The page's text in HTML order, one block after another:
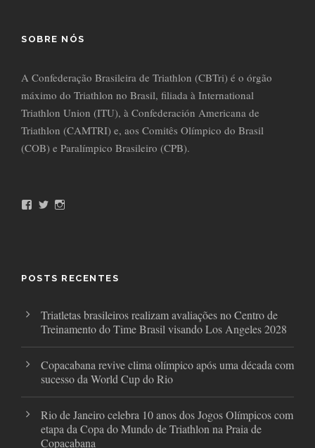
SOBRE NÓS
A Confederação Brasileira de Triathlon (CBTri) é o órgão
máximo do Triathlon no Brasil, filiada à International
Triathlon Union (ITU), à Confederación Americana de
Triathlon (CAMTRI) e, aos Comitês Olímpico do Brasil
(COB) e Paralímpico Brasileiro (CPB).
k
T
a
POSTS RECENTES
Triatletas brasileiros realizam avaliações no Centro de
Treinamento do Time Brasil visando Los Angeles 2028
Copacabana revive clima olímpico após uma década com
sucesso da World Cup do Rio
Rio de Janeiro celebra 10 anos dos Jogos Olímpicos com
etapa da Copa do Mundo de Triathlon na Praia de
Copacabana